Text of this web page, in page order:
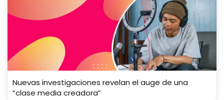
Nuevas investigaciones revelan el auge de una
“clase media creadora”